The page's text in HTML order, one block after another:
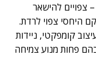
צפויים להישאר
היחסי צפוי לרדת.
קומפקטי, ניידות
פחות מנוע צמיחה